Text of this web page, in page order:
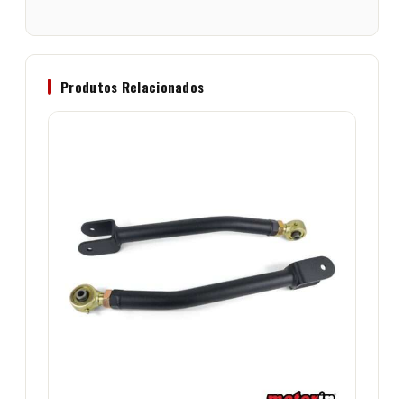
Produtos Relacionados